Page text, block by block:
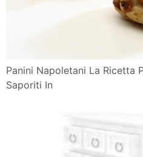
Panini Napoletani La Ricetta
Saporiti In